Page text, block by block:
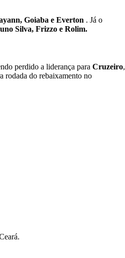
Goiaba e Everton . Já o
Silva, Frizzo e Rolim.
perdido a liderança para Cruzeiro,
rodada do rebaixamento no